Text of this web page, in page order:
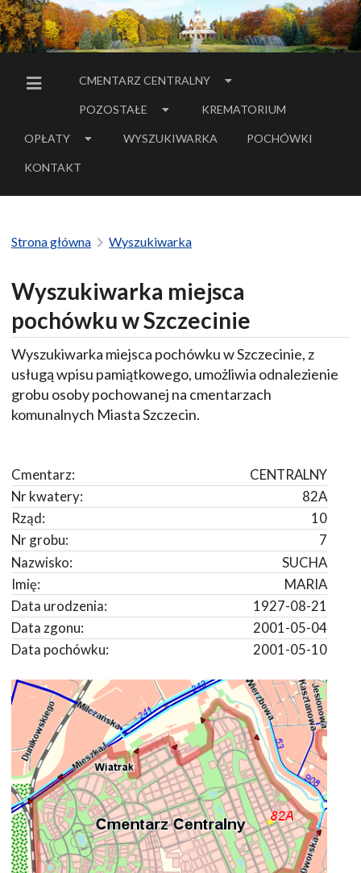
MENU BOCZNE
CMENTARZ CENTRALNY
POZOSTAŁE KREMATORIUM
OPŁATY WYSZUKIWARKA POCHÓWKI
- LINK DO SERWISU
KONTAKT
Strona główna Wyszukiwarka
Wyszukiwarka miejsca
pochówku w Szczecinie
Wyszukiwarka miejsca pochówku w Szczecinie, z
usługą wpisu pamiątkowego, umożliwia odnalezienie
grobu osoby pochowanej na cmentarzach
komunalnych Miasta Szczecin.
CENTRALNY
Cmentarz:
82A
Nr kwatery:
10
Rząd:
7
Nr grobu:
SUCHA
Nazwisko:
MARIA
Imię:
1927-08-21
Data urodzenia:
2001-05-04
Data zgonu:
2001-05-10
Data pochówku: